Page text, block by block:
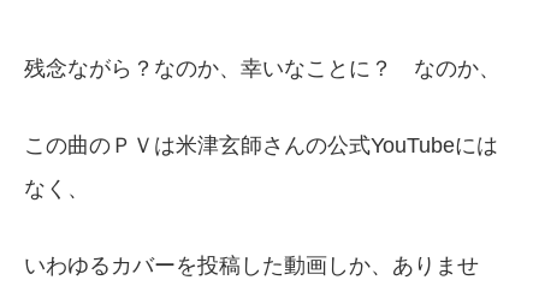
残念ながら？なのか、幸いなことに？ なのか、
この曲のＰＶは米津玄師さんの公式YouTubeには
なく、
いわゆるカバーを投稿した動画しか、ありませ